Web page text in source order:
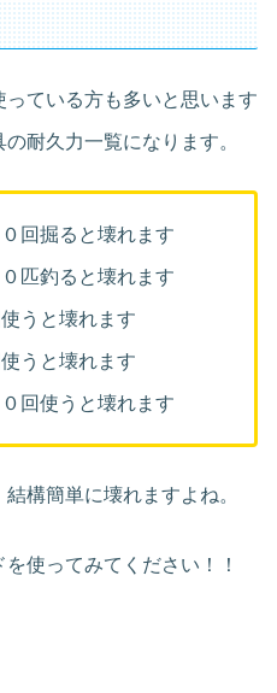
ている方も多いと思います
耐久力一覧になります。
回掘ると壊れます
匹釣ると壊れます
うと壊れます
うと壊れます
回使うと壊れます
構簡単に壊れますよね。
使ってみてください！！